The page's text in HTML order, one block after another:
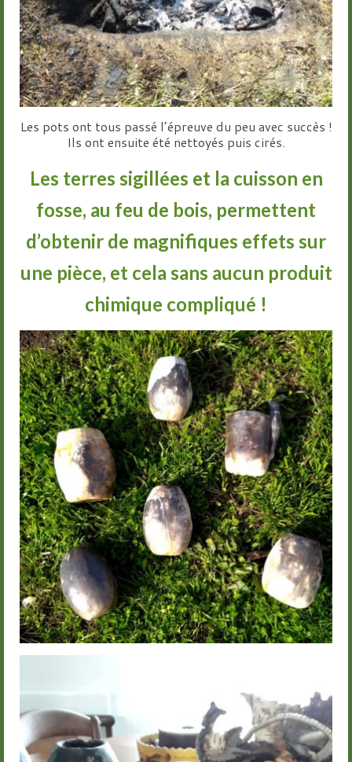
Les pots ont tous passé l’épreuve du peu avec succès !
Ils ont ensuite été nettoyés puis cirés.
Les terres sigillées et la cuisson en
fosse, au feu de bois, permettent
d’obtenir de magnifiques effets sur
une pièce, et cela sans aucun produit
chimique compliqué !